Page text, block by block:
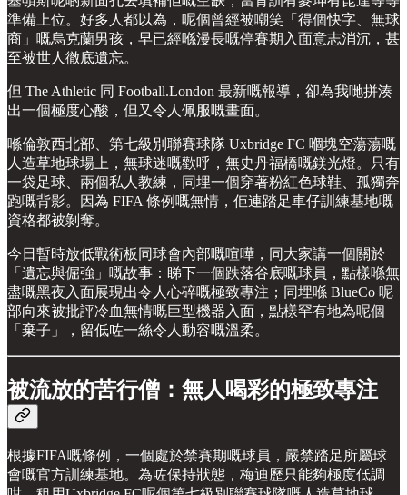
準備上位。好多人都以為，呢個曾經被嘲笑「得個快字、無球
商」嘅烏克蘭男孩，早已經喺漫長嘅停賽期入面意志消沉，甚
至被世人徹底遺忘。
但 The Athletic 同 Football.London 最新嘅報導，卻為我哋拼湊
出一個極度心酸，但又令人佩服嘅畫面。
喺倫敦西北部、第七級別聯賽球隊 Uxbridge FC 嗰塊空蕩蕩嘅
人造草地球場上，無球迷嘅歡呼，無史丹福橋嘅鎂光燈。只有
一袋足球、兩個私人教練，同埋一個穿著粉紅色球鞋、孤獨奔
跑嘅背影。因為 FIFA 條例嘅無情，佢連踏足車仔訓練基地嘅
資格都被剝奪。
今日暫時放低戰術板同球會內部嘅喧嘩，同大家講一個關於
「遺忘與倔強」嘅故事：睇下一個跌落谷底嘅球員，點樣喺無
盡嘅黑夜入面展現出令人心碎嘅極致專注；同埋喺 BlueCo 呢
部向來被批評冷血無情嘅巨型機器入面，點樣罕有地為呢個
「棄子」，留低咗一絲令人動容嘅溫柔。
被流放的苦行僧：無人喝彩的極致專注
根據FIFA嘅條例，一個處於禁賽期嘅球員，嚴禁踏足所屬球
會嘅官方訓練基地。為咗保持狀態，梅迪歷只能夠極度低調